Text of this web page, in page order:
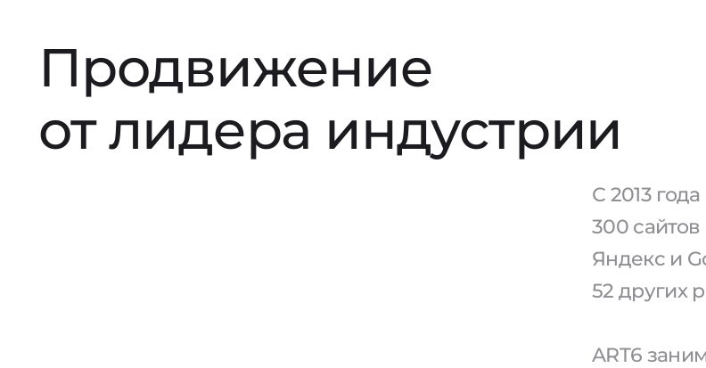
Продвижение
от лидера индустрии
С 2013
300
Яндекс и
52 других
ART6